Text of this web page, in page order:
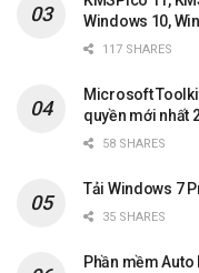
Windows 10,
117 SHARES
Microsoft
quyền mới nhất
58 SHARES
Tải Windows 7
35 SHARES
Phần mềm Auto